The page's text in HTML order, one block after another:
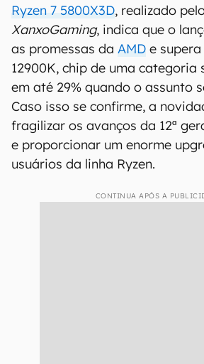
Ryzen 7 5800X3D, realizado
XanxoGaming, indica que o
as promessas da AMD e
12900K, chip de uma categoria
em até 29% quando o assunto
Caso isso se confirme, a
fragilizar os avanços da 12ª
e proporcionar um enorme
usuários da linha Ryzen.
CONTINUA APÓS A